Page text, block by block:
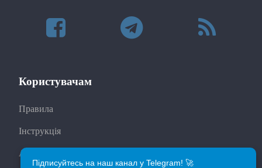
Користувачам
Правила
Інструкція
Автори
Підписуйтесь на наш канал у Telegram! 🚀